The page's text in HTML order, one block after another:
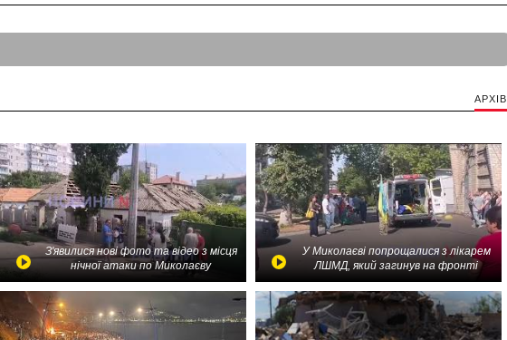
АРХІВ
З'явилися нові фото та відео з місця
нічної атаки по Миколаєву
У Миколаєві попрощалися з лікарем
ЛШМД, який загинув на фронті